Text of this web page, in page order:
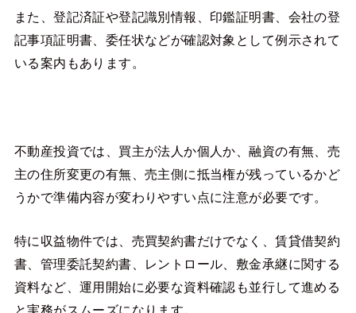
また、登記済証や登記識別情報、印鑑証明書、会社の登
記事項証明書、委任状などが確認対象として例示されて
いる案内もあります。
不動産投資では、買主が法人か個人か、融資の有無、売
主の住所変更の有無、売主側に抵当権が残っているかど
うかで準備内容が変わりやすい点に注意が必要です。
特に収益物件では、売買契約書だけでなく、賃貸借契約
書、管理委託契約書、レントロール、敷金承継に関する
資料など、運用開始に必要な資料確認も並行して進める
と実務がスムーズになります。